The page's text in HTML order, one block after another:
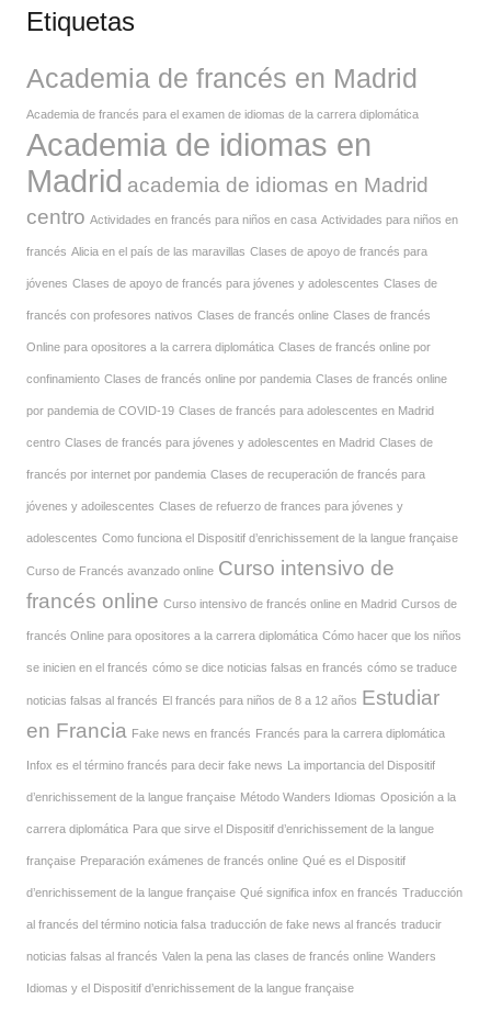
Etiquetas
Academia de francés en Madrid
Academia de francés para el examen de idiomas de la carrera diplomática
Academia de idiomas en
Madrid academia de idiomas en Madrid
centro Actividades en francés para niños en casa Actividades para niños en
francés Alicia en el país de las maravillas Clases de apoyo de francés para
jóvenes Clases de apoyo de francés para jóvenes y adolescentes Clases de
francés con profesores nativos Clases de francés online Clases de francés
Online para opositores a la carrera diplomática Clases de francés online por
confinamiento Clases de francés online por pandemia Clases de francés online
por pandemia de COVID-19 Clases de francés para adolescentes en Madrid
centro Clases de francés para jóvenes y adolescentes en Madrid Clases de
francés por internet por pandemia Clases de recuperación de francés para
jóvenes y adoilescentes Clases de refuerzo de frances para jóvenes y
adolescentes Como funciona el Dispositif d’enrichissement de la langue française
Curso de Francés avanzado online Curso intensivo de
francés online Curso intensivo de francés online en Madrid Cursos de
francés Online para opositores a la carrera diplomática Cómo hacer que los niños
se inicien en el francés cómo se dice noticias falsas en francés cómo se traduce
noticias falsas al francés El francés para niños de 8 a 12 años Estudiar
en Francia Fake news en francés Francés para la carrera diplomática
Infox es el término francés para decir fake news La importancia del Dispositif
d’enrichissement de la langue française Método Wanders Idiomas Oposición a la
carrera diplomática Para que sirve el Dispositif d’enrichissement de la langue
française Preparación exámenes de francés online Qué es el Dispositif
d’enrichissement de la langue française Qué significa infox en francés Traducción
al francés del término noticia falsa traducción de fake news al francés traducir
noticias falsas al francés Valen la pena las clases de francés online Wanders
Idiomas y el Dispositif d’enrichissement de la langue française